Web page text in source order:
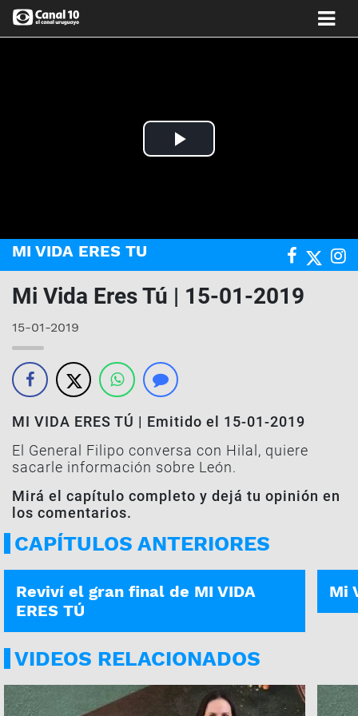
Play
MI VIDA ERES TU
Mi Vida Eres Tú | 15-01-2019
15-01-2019
MI VIDA ERES TÚ | Emitido el 15-01-2019
El General Filipo conversa con Hilal, quiere
sacarle información sobre León.
Mirá el capítulo completo y dejá tu opinión en
los comentarios.
CAPÍTULOS ANTERIORES
14-02-2019
Reviví el gran final de MI VIDA
ERES TÚ
Mi
VIDEOS RELACIONADOS